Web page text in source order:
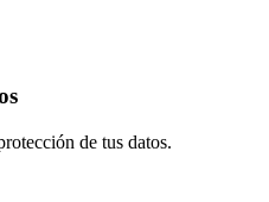
de tus datos.